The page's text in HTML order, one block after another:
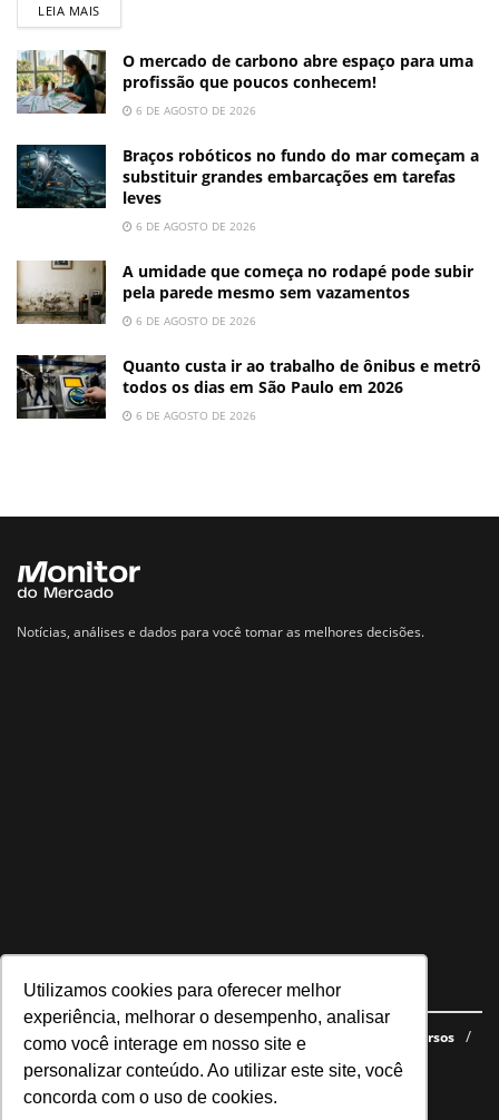
Utilizamos cookies para oferecer melhor
experiência, melhorar o desempenho, analisar
como você interage em nosso site e
personalizar conteúdo. Ao utilizar este site, você
concorda com o uso de cookies.
LEIA MAIS
O mercado de carbono abre espaço para uma
profissão que poucos conhecem!
6 DE AGOSTO DE 2026
Braços robóticos no fundo do mar começam a
substituir grandes embarcações em tarefas
leves
6 DE AGOSTO DE 2026
A umidade que começa no rodapé pode subir
pela parede mesmo sem vazamentos
6 DE AGOSTO DE 2026
Quanto custa ir ao trabalho de ônibus e metrô
todos os dias em São Paulo em 2026
6 DE AGOSTO DE 2026
Notícias, análises e dados para você tomar as melhores decisões.
Navegue no site
Últimas notícias Quem somos E-books gratuitos
Cursos
Política de privacidade